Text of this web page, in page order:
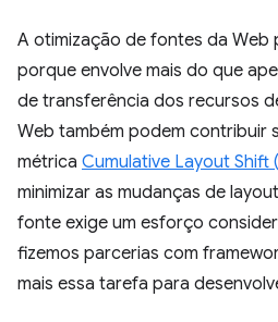
A otimização de fontes da Web
porque envolve mais do que
de transferência dos recursos
Web também podem contribuir
métrica Cumulative Layout Shift
minimizar as mudanças de
fonte exige um esforço
fizemos parcerias com
mais essa tarefa para